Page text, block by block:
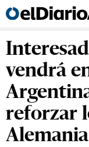
vendrá
reforzar